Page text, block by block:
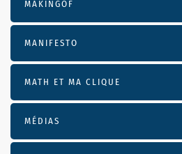
MAKINGOF
MANIFESTO
MATH ET MA CLIQUE
MÉDIAS